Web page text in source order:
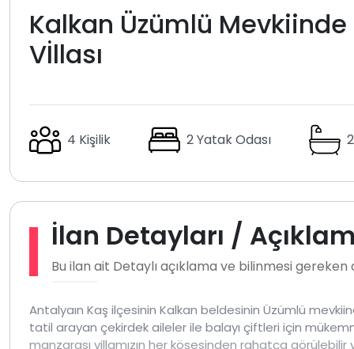
Kalkan Üzümlü
Vİllası
4 Kişilik 2 Yatak Odası
İlan Detayları /
Bu ilan ait Detaylı açıklama ve bilinmesi
Antalyaın Kaş ilçesinin Kalkan beldesinin Üzümlü
tatil arayan çekirdek aileler ile balayı çiftleri için
manzarası villamızın her köşesinden rahatça